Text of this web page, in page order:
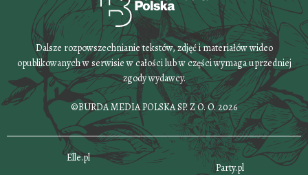
Dalsze rozpowszechnianie tekstów, zdjęć i materiałów wideo
opublikowanych w serwisie w całości lub w części wymaga uprzedniej
zgody wydawcy.
©BURDA MEDIA POLSKA SP. Z O. O. 2026
Elle.pl
Party.pl